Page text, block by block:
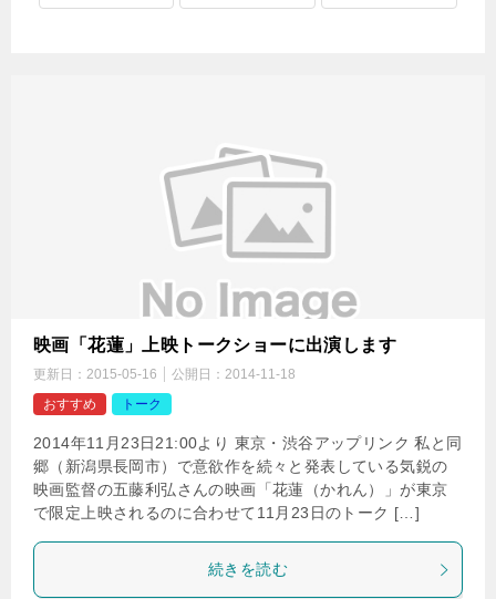
映画「花蓮」上映トークショーに出演します
更新日： 2015-05-16 公開日： 2014-11-18
おすすめ
トーク
2014年11月23日21:00より 東京・渋谷アップリンク 私と同
郷（新潟県長岡市）で意欲作を続々と発表している気鋭の
映画監督の五藤利弘さんの映画「花蓮（かれん）」が東京
で限定上映されるのに合わせて11月23日のトーク […]
続きを読む